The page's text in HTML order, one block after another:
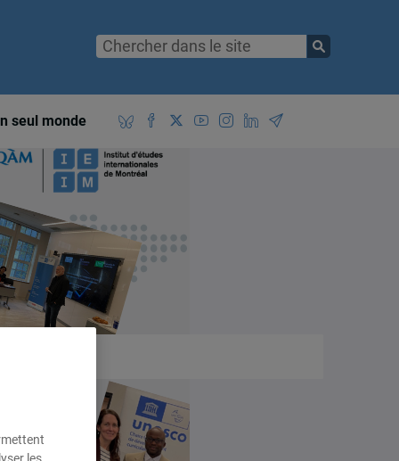
seul monde